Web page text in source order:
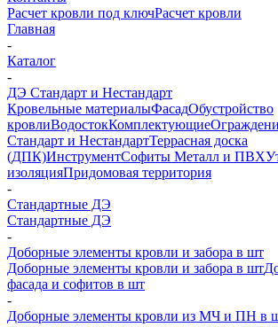
Расчет кровли под ключРасчет кровли
Главная
-
Каталог
-
ДЭ Стандарт и Нестандарт
Кровельные материалыФасадОбустройство
кровлиВодостокКомплектующие
Стандарт и НестандартТеррасная доска
(ДПК)ИнструментСофиты Металл и ПВХ
изоляцияПридомовая территория
-
Стандартные ДЭ
Стандартные ДЭ
-
Доборные элементы кровли и забора в шт
Доборные элементы кровли и забора в шт
фасада и софитов в шт
-
Доборные элементы кровли из МЧ и ПН в